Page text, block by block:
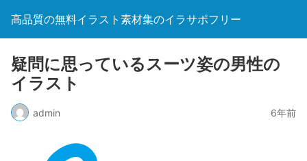
高品質の無料イラスト素材集のイラサポフリー
疑問に思っているスーツ姿の男性の
イラスト
admin 6年前